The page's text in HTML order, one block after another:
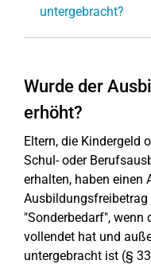
untergebracht?
Wurde der
erhöht?
Eltern, die Kindergeld
Schul- oder
erhalten, haben einen
"Sonderbedarf", wenn
vollendet hat und
untergebracht ist (§